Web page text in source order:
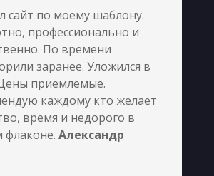
сайт по моему шаблону.
профессионально и
По времени
заранее. Уложился в
приемлемые.
каждому кто желает
время и недорого в
флаконе. Александр